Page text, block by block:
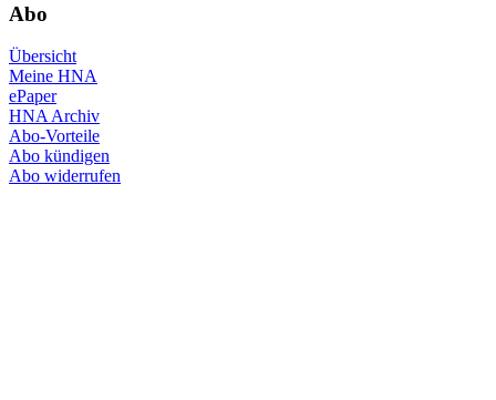
Abo
Übersicht
Meine HNA
ePaper
HNA Archiv
Abo-Vorteile
Abo kündigen
Abo widerrufen